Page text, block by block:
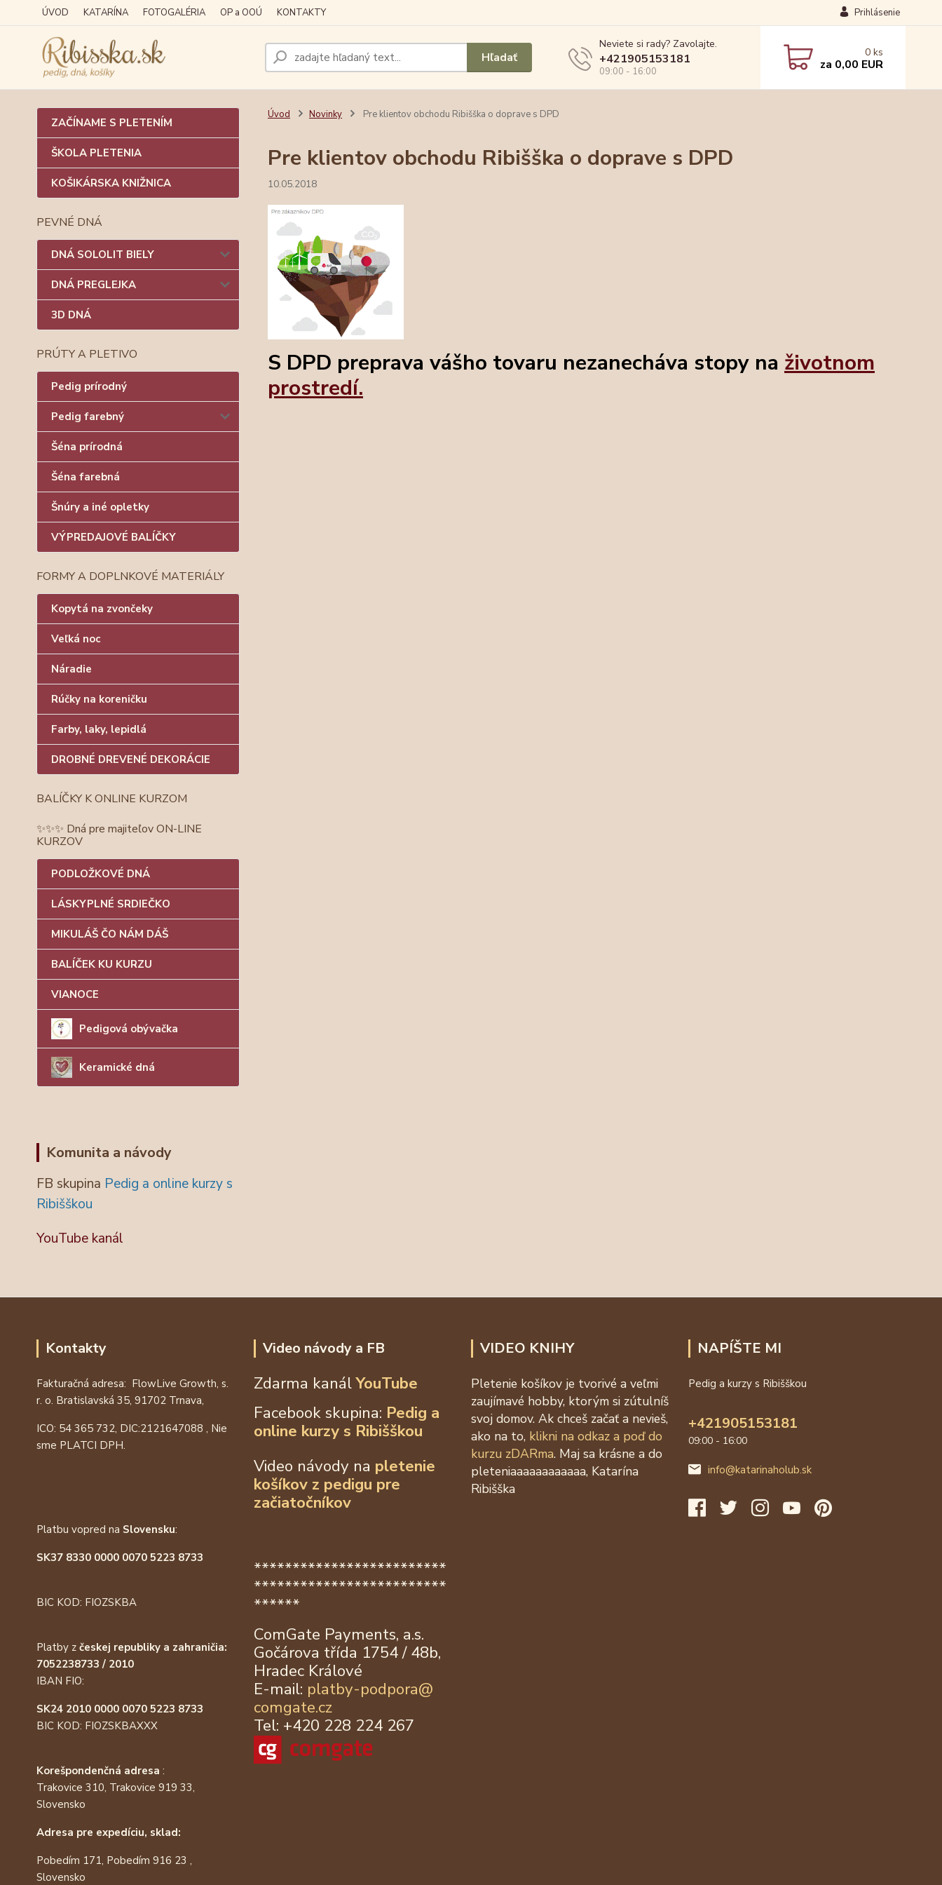
ÚVOD KATARÍNA FOTOGALÉRIA OP a OOÚ KONTAKTY Prihlásenie
Hľadať
Neviete si rady? Zavolajte.
+421905153181
09:00 - 16:00
0 ks
za 0,00 EUR
ZAČÍNAME S PLETENÍM
ŠKOLA PLETENIA
KOŠIKÁRSKA KNIŽNICA
PEVNÉ DNÁ
DNÁ SOLOLIT BIELY
DNÁ PREGLEJKA
3D DNÁ
PRÚTY A PLETIVO
Pedig prírodný
Pedig farebný
Šéna prírodná
Šéna farebná
Šnúry a iné opletky
VÝPREDAJOVÉ BALÍČKY
FORMY A DOPLNKOVÉ MATERIÁLY
Kopytá na zvončeky
Veľká noc
Náradie
Rúčky na koreničku
Farby, laky, lepidlá
DROBNÉ DREVENÉ DEKORÁCIE
BALÍČKY K ONLINE KURZOM
✨✨✨ Dná pre majiteľov ON-LINE
KURZOV
PODLOŽKOVÉ DNÁ
LÁSKYPLNÉ SRDIEČKO
MIKULÁŠ ČO NÁM DÁŠ
BALÍČEK KU KURZU
VIANOCE
Pedigová obývačka
Keramické dná
Komunita a návody
FB skupina Pedig a online kurzy s
Ribišškou
YouTube kanál
Úvod Novinky Pre klientov obchodu Ribišška o doprave s DPD
Pre klientov obchodu Ribišška o doprave s DPD
10.05.2018
S DPD preprava vášho tovaru nezanecháva stopy na životnom
prostredí.
Kontakty
Fakturačná adresa: FlowLive Growth, s.
r. o. Bratislavská 35, 91702 Trnava,
ICO: 54 365 732, DIC:2121647088 , Nie
sme PLATCI DPH.
Platbu vopred na Slovensku:
SK37 8330 0000 0070 5223 8733
BIC KOD: FIOZSKBA
Platby z českej republiky a zahraničia:
7052238733 / 2010
IBAN FIO:
SK24 2010 0000 0070 5223 8733
BIC KOD: FIOZSKBAXXX
Korešpondenčná adresa :
Trakovice 310, Trakovice 919 33,
Slovensko
Adresa pre expedíciu, sklad:
Pobedím 171, Pobedím 916 23 ,
Slovensko
Video návody a FB
Zdarma kanálYouTube
Facebook skupina: Pedig a
online kurzy s Ribišškou
Video návody na pletenie
košíkov z pedigu pre
začiatočníkov
*************************
*************************
******
ComGate Payments, a.s.
Gočárova třída 1754 / 48b,
Hradec Králové
E-mail: platby-podpora@
comgate.cz
Tel: +420 228 224 267
VIDEO KNIHY
Pletenie košíkov je tvorivé a veľmi
zaujímavé hobby, ktorým si zútulníš
svoj domov. Ak chceš začať a nevieš,
ako na to, klikni na odkaz a poď do
kurzu zDARma. Maj sa krásne a do
pleteniaaaaaaaaaaaa, Katarína
Ribišška
NAPÍŠTE MI
Pedig a kurzy s Ribišškou
+421905153181
09:00 - 16:00
info@katarinaholub.sk